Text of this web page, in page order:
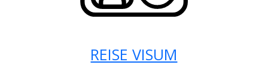
REISE VISUM